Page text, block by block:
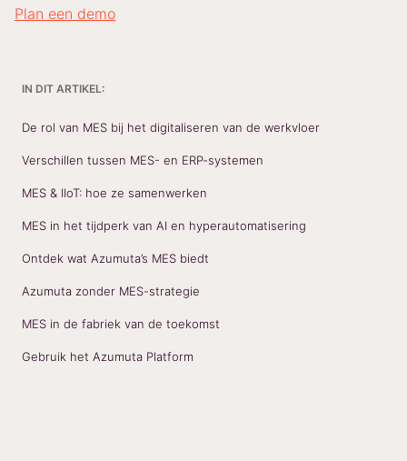
Plan een demo
IN DIT ARTIKEL:
De rol van MES bij het digitaliseren van de werkvloer
Verschillen tussen MES- en ERP-systemen
MES & IIoT: hoe ze samenwerken
MES in het tijdperk van AI en hyperautomatisering
Ontdek wat Azumuta’s MES biedt
Azumuta zonder MES-strategie
MES in de fabriek van de toekomst
Gebruik het Azumuta Platform